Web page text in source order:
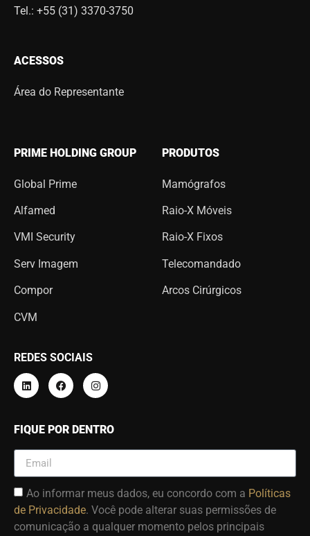
Tel.: +55 (31) 3370-3750
ACESSOS
Área do Representante
PRIME HOLDING GROUP
Global Prime
Alfamed
VMI Security
Serv Imagem
Compor
CVM
PRODUTOS
Mamógrafos
Raio-X Móveis
Raio-X Fixos
Telecomandado
Arcos Cirúrgicos
REDES SOCIAIS
FIQUE POR DENTRO
Ao informar meus dados, eu concordo com a Políticas
de Privacidade. Você pode alterar suas permissões de
comunicação a qualquer momento pelos principais